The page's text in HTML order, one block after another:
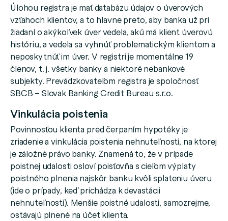
Úlohou registra je mať databázu údajov o úverových
vzťahoch klientov, a to hlavne preto, aby banka už pri
žiadaní o akýkoľvek úver vedela, akú má klient úverovú
históriu, a vedela sa vyhnúť problematickým klientom a
neposkytnúť im úver. V registri je momentálne 19
členov, t. j. všetky banky a niektoré nebankové
subjekty. Prevádzkovateľom registra je spoločnosť
SBCB – Slovak Banking Credit Bureau s.r.o.
Vinkulácia poistenia
Povinnosťou klienta pred čerpaním hypotéky je
zriadenie a vinkulácia poistenia nehnuteľnosti, na ktorej
je záložné právo banky. Znamená to, že v prípade
poistnej udalosti osloví poisťovňa s cieľom výplaty
poistného plnenia najskôr banku kvôli splateniu úveru
(ide o prípady, keď prichádza k devastácii
nehnuteľnosti). Menšie poistné udalosti, samozrejme,
ostávajú plnené na účet klienta.